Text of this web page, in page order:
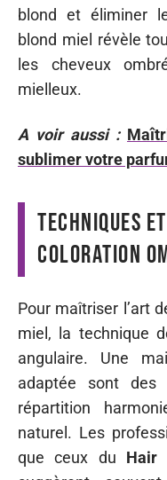
blond et éliminer
blond miel révèle
les cheveux
mielleux.
A voir aussi :
sublimer votre
Techniques
coloration
Pour maîtriser l’art
miel, la technique
angulaire. Une
adaptée sont des
répartition
naturel. Les
que ceux du Hair